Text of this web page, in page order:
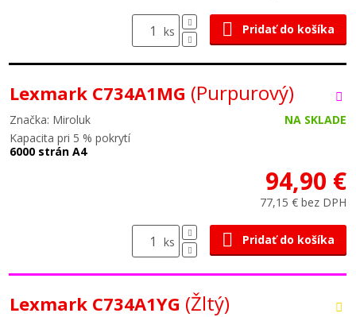
ks Pridať do košíka
Lexmark C734A1MG (Purpurový)
Značka: Miroluk
NA SKLADE
Kapacita pri 5 % pokrytí
6000 strán A4
94,90 €
77,15 € bez DPH
ks Pridať do košíka
Lexmark C734A1YG (Žltý)